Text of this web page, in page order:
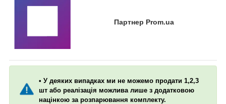
Партнер Prom.ua
• У деяких випадках ми не можемо продати 1,2,3
шт або реалізація можлива лише з додатковою
націнкою за розпарювання комплекту.